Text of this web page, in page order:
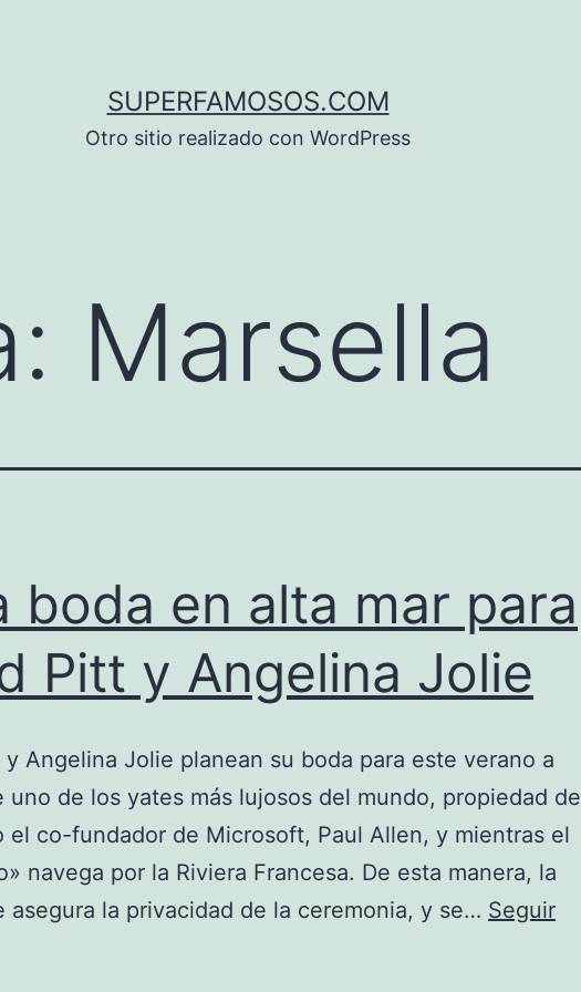
SUPERFAMOSOS.COM
Otro sitio realizado con WordPress
Marsella
boda en alta mar para
Pitt y Angelina Jolie
y Angelina Jolie planean su boda para este verano a
uno de los yates más lujosos del mundo, propiedad de
el co-fundador de Microsoft, Paul Allen, y mientras el
navega por la Riviera Francesa. De esta manera, la
asegura la privacidad de la ceremonia, y se… Seguir